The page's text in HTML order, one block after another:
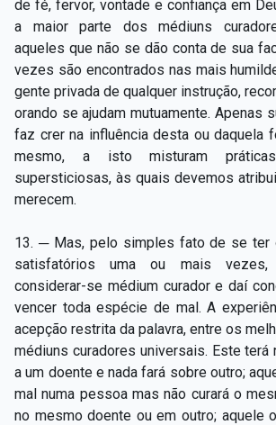
de fé, fervor, vontade e confiança em
a maior parte dos médiuns
aqueles que não se dão conta de sua
vezes são encontrados nas mais
gente privada de qualquer instrução,
orando se ajudam mutuamente. Apenas
faz crer na influência desta ou daquela
mesmo, a isto misturam práticas
supersticiosas, às quais devemos
merecem.
13. ─ Mas, pelo simples fato de se ter
satisfatórios uma ou mais vezes,
considerar-se médium curador e daí
vencer toda espécie de mal. A
acepção restrita da palavra, entre os
médiuns curadores universais. Este
a um doente e nada fará sobre outro;
mal numa pessoa mas não curará o
no mesmo doente ou em outro; aquele